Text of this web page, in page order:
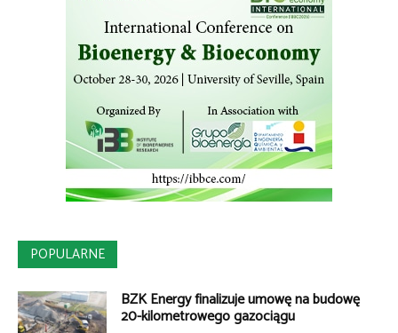
POPULARNE
BZK Energy finalizuje umowę na budowę
20-kilometrowego gazociągu